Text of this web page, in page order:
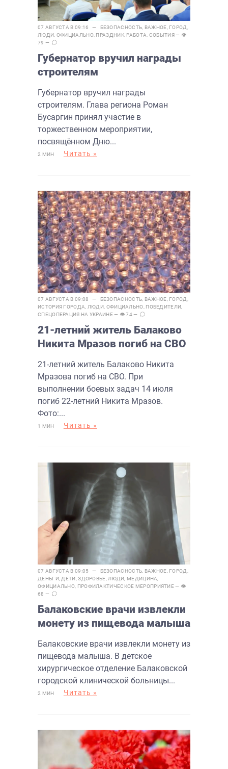
07 АВГУСТА В 09:16 — БЕЗОПАСНОСТЬ ВАЖНОЕ ГОРОД
ЛЮДИ ОФИЦИАЛЬНО, ПРАЗДНИК, РАБОТА СОБЫТИЯ— 👁
79 —
Губернатор вручил награды
строителям
Губернатор вручил награды
строителям. Глава региона Роман
Бусаргин принял участие в
торжественном мероприятии,
посвящённом Дню...
2 МИН Читать »
07 АВГУСТА В 09:08 — БЕЗОПАСНОСТЬ ВАЖНОЕ ГОРОД
ИСТОРИЯ ГОРОДА
ЛЮДИ ОФИЦИАЛЬНО ПОБЕДИТЕЛИ
СПЕЦОПЕРАЦИЯ НА УКРАИНЕ— 👁 74 —
21-летний житель Балаково
Никита Мразов погиб на СВО
21-летний житель Балаково Никита
Мразова погиб на СВО. При
выполнении боевых задач 14 июля
погиб 22-летний Никита Мразов.
Фото:...
1 МИН Читать »
07 АВГУСТА В 09:05 — БЕЗОПАСНОСТЬ ВАЖНОЕ ГОРОД
ДЕНЬГИ, ДЕТИ ,ЗДОРОВЬЕ ЛЮДИ МЕДИЦИНА
ОФИЦИАЛЬНО ПРОФИЛАКТИЧЕСКОЕ МЕРОПРИЯТИЕ— 👁
68 —
Балаковские врачи извлекли
монету из пищевода малыша
Балаковские врачи извлекли монету из
пищевода малыша. В детское
хирургическое отделение Балаковской
городской клинической больницы...
2 МИН Читать »